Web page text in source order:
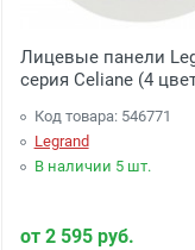
Лицевые панели
серия Celiane (4
Код товара: 546771
Legrand
В наличии 5 шт.
от 2 595 руб.